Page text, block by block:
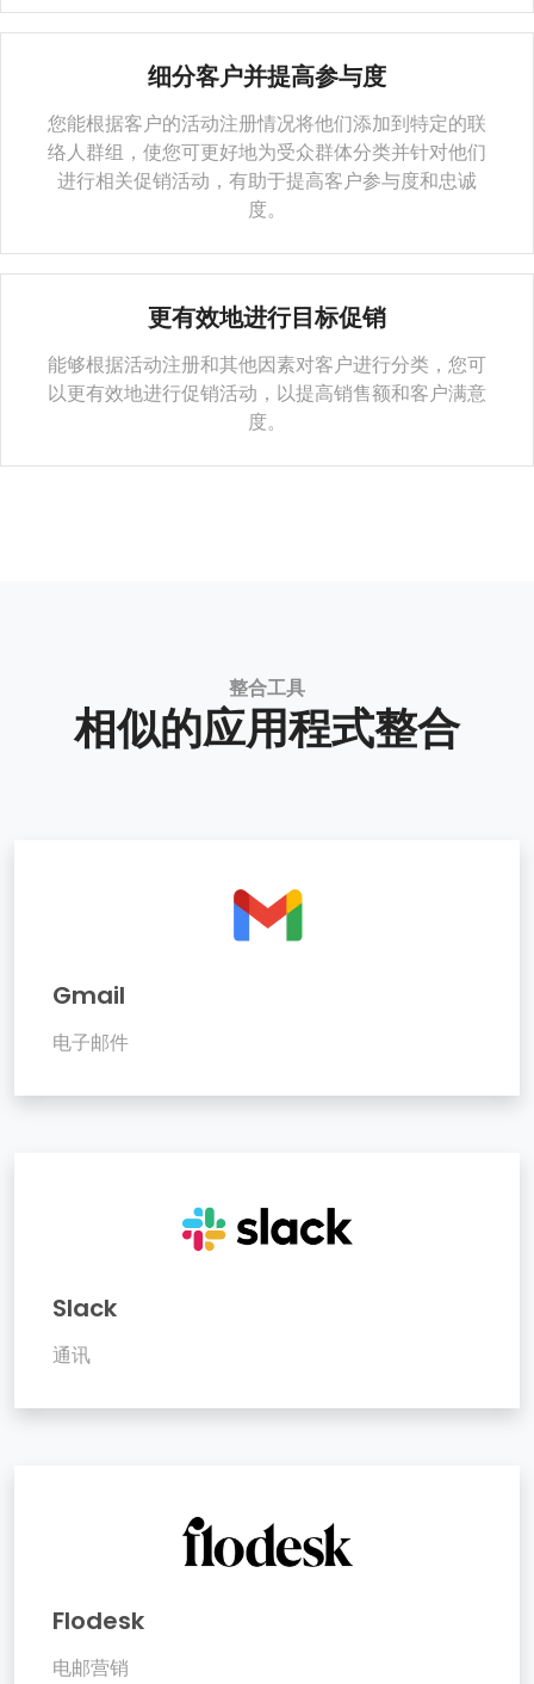
细分客户并提高参与度
您能根据客户的活动注册情况将他们添加到特定的联
络人群组，使您可更好地为受众群体分类并针对他们
进行相关促销活动，有助于提高客户参与度和忠诚
度。
更有效地进行目标促销
能够根据活动注册和其他因素对客户进行分类，您可
以更有效地进行促销活动，以提高销售额和客户满意
度。
整合工具
相似的应用程式整合
Gmail
电子邮件
Slack
通讯
Flodesk
电邮营销